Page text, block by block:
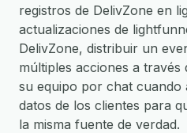
registros de DelivZone en
actualizaciones de
DelivZone, distribuir un
múltiples acciones a
su equipo por chat cuando
datos de los clientes para
la misma fuente de verdad.